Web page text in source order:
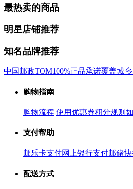
最热卖的商品
明星店铺推荐
知名品牌推荐
中国邮政TOM100%正品承诺覆盖城
购物指南
购物流程 使用优惠券积分规则
支付帮助
邮乐卡支付网上银行支付邮储
配送方式